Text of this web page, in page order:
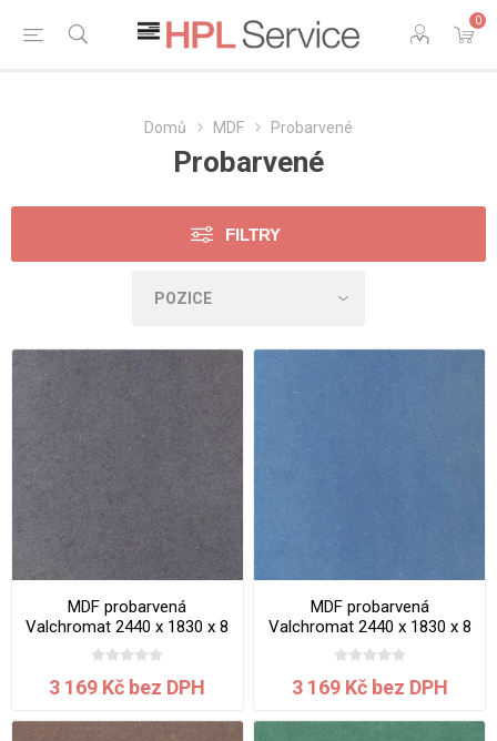
0
Domů MDF Probarvené
Probarvené
FILTRY
MDF probarvená
Valchromat 2440 x 1830 x 8
mm Black
3 169 Kč bez DPH
MDF probarvená
Valchromat 2440 x 1830 x 8
mm Blue
3 169 Kč bez DPH